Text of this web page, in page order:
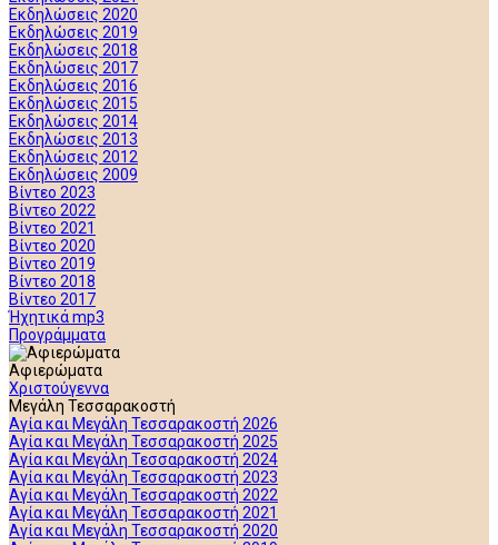
Εκδηλώσεις 2020
Εκδηλώσεις 2019
Εκδηλώσεις 2018
Εκδηλώσεις 2017
Εκδηλώσεις 2016
Εκδηλώσεις 2015
Εκδηλώσεις 2014
Εκδηλώσεις 2013
Εκδηλώσεις 2012
Εκδηλώσεις 2009
Βίντεο 2023
Βίντεο 2022
Βίντεο 2021
Βίντεο 2020
Βίντεο 2019
Βίντεο 2018
Βίντεο 2017
Ήχητικά mp3
Προγράμματα
Αφιερώματα
Χριστούγεννα
Μεγάλη Τεσσαρακοστή
Αγία και Μεγάλη Τεσσαρακοστή 2026
Αγία και Μεγάλη Τεσσαρακοστή 2025
Αγία και Μεγάλη Τεσσαρακοστή 2024
Αγία και Μεγάλη Τεσσαρακοστή 2023
Αγία και Μεγάλη Τεσσαρακοστή 2022
Αγία και Μεγάλη Τεσσαρακοστή 2021
Αγία και Μεγάλη Τεσσαρακοστή 2020